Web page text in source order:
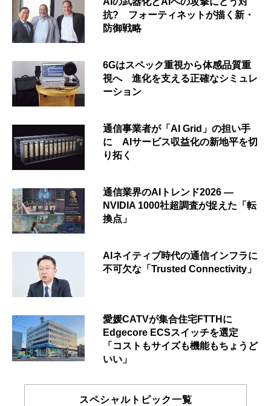
抗? フォーティネットが描く新・
防御戦略
6Gはスペック重視から体感品質重
視へ 進化を支える正確なシミュレ
ーション
通信事業者が「AI Grid」の担い手
に AIサービス収益化の新地平を切
り拓く
通信業界のAIトレンド2026 ―
NVIDIA 1000社超調査が捉えた「転
換点」
AIネイティブ時代の通信インフラに
不可欠な「Trusted Connectivity」
愛媛CATVが集合住宅FTTHに
Edgecore ECSスイッチを選定
「コストもサイズも機能もちょうど
いい」
スペシャルトピック一覧